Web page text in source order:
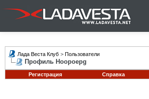
Лада Веста Клуб > Пользователи
Профиль Hoopoepg
Регистрация Справка